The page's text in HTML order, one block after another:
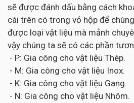
sẽ được đánh dấu bằng cách
cái trên có trong vỏ hộp để
được loại vật liệu mà mảnh
vậy chúng ta sẽ có các phần
- P: Gia công cho vật liệu Thép.
- M: Gia công cho vật liệu Inox.
- K: Gia công cho vật liệu Gang.
- N: Gia công cho vật liệu Nhôm.